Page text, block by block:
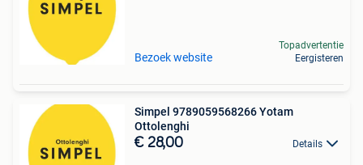
Bezoek website
Topadvertentie
Eergisteren
Simpel 9789059568266 Yotam
Ottolenghi
€ 28,00 Details